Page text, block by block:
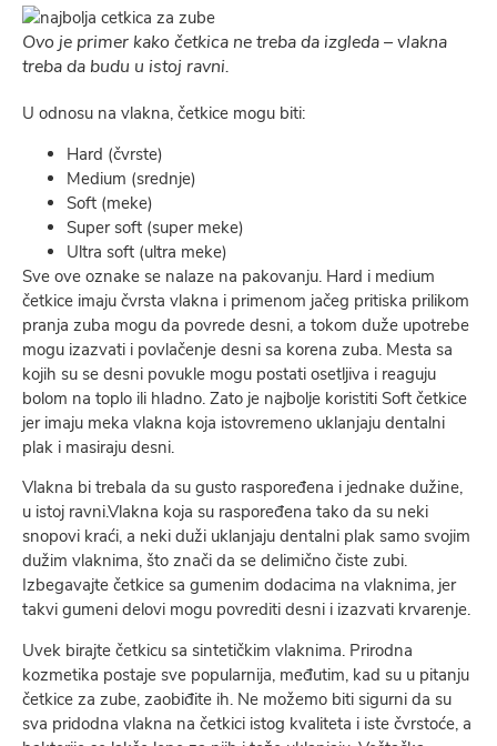
Ovo je primer kako četkica ne treba da izgleda – vlakna
treba da budu u istoj ravni.
U odnosu na vlakna, četkice mogu biti:
Hard (čvrste)
Medium (srednje)
Soft (meke)
Super soft (super meke)
Ultra soft (ultra meke)
Sve ove oznake se nalaze na pakovanju. Hard i medium
četkice imaju čvrsta vlakna i primenom jačeg pritiska prilikom
pranja zuba mogu da povrede desni, a tokom duže upotrebe
mogu izazvati i povlačenje desni sa korena zuba. Mesta sa
kojih su se desni povukle mogu postati osetljiva i reaguju
bolom na toplo ili hladno. Zato je najbolje koristiti Soft četkice
jer imaju meka vlakna koja istovremeno uklanjaju dentalni
plak i masiraju desni.
Vlakna bi trebala da su gusto raspoređena i jednake dužine,
u istoj ravni.Vlakna koja su raspoređena tako da su neki
snopovi kraći, a neki duži uklanjaju dentalni plak samo svojim
dužim vlaknima, što znači da se delimično čiste zubi.
Izbegavajte četkice sa gumenim dodacima na vlaknima, jer
takvi gumeni delovi mogu povrediti desni i izazvati krvarenje.
Uvek birajte četkicu sa sintetičkim vlaknima. Prirodna
kozmetika postaje sve popularnija, međutim, kad su u pitanju
četkice za zube, zaobiđite ih. Ne možemo biti sigurni da su
sva pridodna vlakna na četkici istog kvaliteta i iste čvrstoće, a